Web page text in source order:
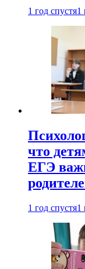
1 год спустя1
что
ЕГЭ
1 год спустя1